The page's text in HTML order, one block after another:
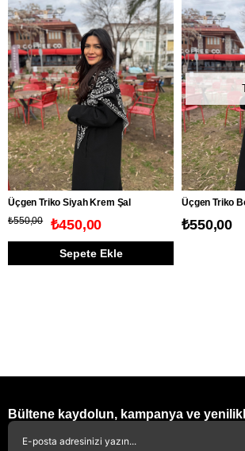
Üçgen Triko Siyah Krem Şal
₺450,00
₺550,00
Sepete Ekle
Üçgen Triko
₺550,00
Bültene kaydolun, kampanya ve